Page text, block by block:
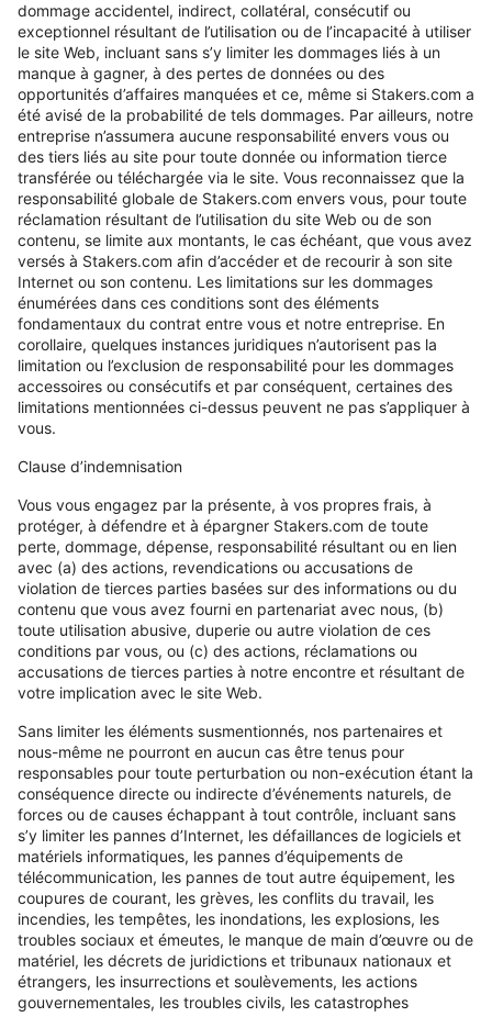
dommage accidentel, indirect, collatéral, consécutif ou
exceptionnel résultant de l’utilisation ou de l’incapacité à utiliser
le site Web, incluant sans s’y limiter les dommages liés à un
manque à gagner, à des pertes de données ou des
opportunités d’affaires manquées et ce, même si Stakers.com a
été avisé de la probabilité de tels dommages. Par ailleurs, notre
entreprise n’assumera aucune responsabilité envers vous ou
des tiers liés au site pour toute donnée ou information tierce
transférée ou téléchargée via le site. Vous reconnaissez que la
responsabilité globale de Stakers.com envers vous, pour toute
réclamation résultant de l’utilisation du site Web ou de son
contenu, se limite aux montants, le cas échéant, que vous avez
versés à Stakers.com afin d’accéder et de recourir à son site
Internet ou son contenu. Les limitations sur les dommages
énumérées dans ces conditions sont des éléments
fondamentaux du contrat entre vous et notre entreprise. En
corollaire, quelques instances juridiques n’autorisent pas la
limitation ou l’exclusion de responsabilité pour les dommages
accessoires ou consécutifs et par conséquent, certaines des
limitations mentionnées ci-dessus peuvent ne pas s’appliquer à
vous.
Clause d’indemnisation
Vous vous engagez par la présente, à vos propres frais, à
protéger, à défendre et à épargner Stakers.com de toute
perte, dommage, dépense, responsabilité résultant ou en lien
avec (a) des actions, revendications ou accusations de
violation de tierces parties basées sur des informations ou du
contenu que vous avez fourni en partenariat avec nous, (b)
toute utilisation abusive, duperie ou autre violation de ces
conditions par vous, ou (c) des actions, réclamations ou
accusations de tierces parties à notre encontre et résultant de
votre implication avec le site Web.
Sans limiter les éléments susmentionnés, nos partenaires et
nous-même ne pourront en aucun cas être tenus pour
responsables pour toute perturbation ou non-exécution étant la
conséquence directe ou indirecte d’événements naturels, de
forces ou de causes échappant à tout contrôle, incluant sans
s’y limiter les pannes d’Internet, les défaillances de logiciels et
matériels informatiques, les pannes d’équipements de
télécommunication, les pannes de tout autre équipement, les
coupures de courant, les grèves, les conflits du travail, les
incendies, les tempêtes, les inondations, les explosions, les
troubles sociaux et émeutes, le manque de main d’œuvre ou de
matériel, les décrets de juridictions et tribunaux nationaux et
étrangers, les insurrections et soulèvements, les actions
gouvernementales, les troubles civils, les catastrophes